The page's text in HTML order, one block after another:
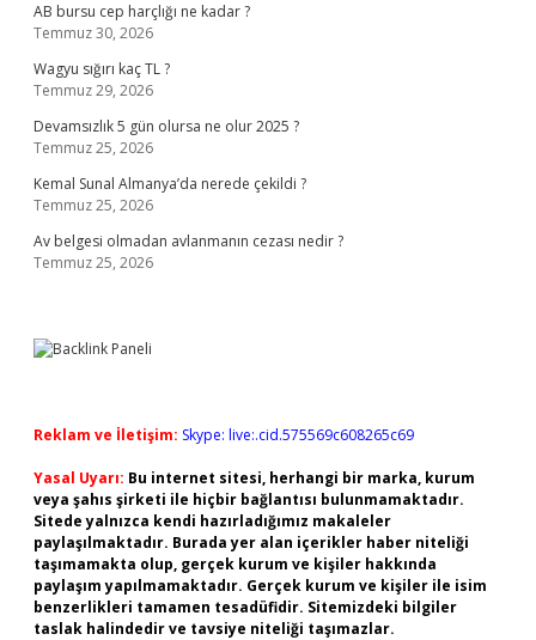
AB bursu cep harçlığı ne kadar ?
Temmuz 30, 2026
Wagyu sığırı kaç TL ?
Temmuz 29, 2026
Devamsızlık 5 gün olursa ne olur 2025 ?
Temmuz 25, 2026
Kemal Sunal Almanya’da nerede çekildi ?
Temmuz 25, 2026
Av belgesi olmadan avlanmanın cezası nedir ?
Temmuz 25, 2026
Reklam ve İletişim: Skype: live:.cid.575569c608265c69
Yasal Uyarı: Bu internet sitesi, herhangi bir marka, kurum
veya şahıs şirketi ile hiçbir bağlantısı bulunmamaktadır.
Sitede yalnızca kendi hazırladığımız makaleler
paylaşılmaktadır. Burada yer alan içerikler haber niteliği
taşımamakta olup, gerçek kurum ve kişiler hakkında
paylaşım yapılmamaktadır. Gerçek kurum ve kişiler ile isim
benzerlikleri tamamen tesadüfidir. Sitemizdeki bilgiler
taslak halindedir ve tavsiye niteliği taşımazlar.